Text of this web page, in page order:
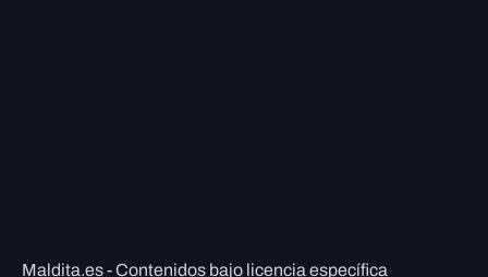
Maldita.es - Contenidos bajo licencia específica